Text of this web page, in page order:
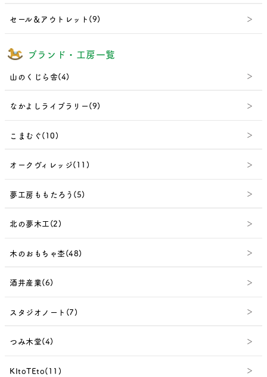
セール＆アウトレット(9)
ブランド・工房一覧
山のくじら舎(4)
なかよしライブラリー(9)
こまむぐ(10)
オークヴィレッジ(11)
夢工房ももたろう(5)
北の夢木工(2)
木のおもちゃ杢(48)
酒井産業(6)
スタジオノート(7)
つみ木堂(4)
KItoTEto(11)